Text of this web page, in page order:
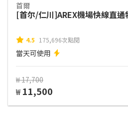
首爾
[首尔/仁川]AREX機場快線直通
4.5 175,696次點閱
當天可使用
₩ 17,700
₩ 11,500